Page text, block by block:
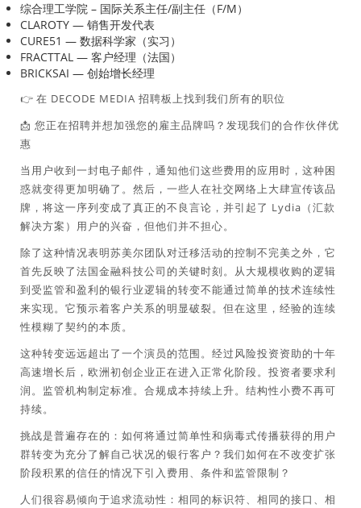
综合理工学院 – 国际关系主任/副主任（F/M）
CLAROTY — 销售开发代表
CURE51 — 数据科学家（实习）
FRACTTAL — 客户经理（法国）
BRICKSAI — 创始增长经理
👉 在 DECODE MEDIA 招聘板上找到我们所有的职位
📩 您正在招聘并想加强您的雇主品牌吗？发现我们的合作伙伴优
惠
当用户收到一封电子邮件，通知他们这些费用的应用时，这种困
惑就变得更加明确了。然后，一些人在社交网络上大肆宣传该品
牌，将这一序列变成了真正的不良言论，并引起了 Lydia（汇款
解决方案）用户的兴奋，但他们并不担心。
除了这种情况表明苏美尔团队对迁移活动的控制不完美之外，它
首先反映了法国金融科技公司的关键时刻。从大规模收购的逻辑
到受监管和盈利的银行业逻辑的转变不能通过简单的技术连续性
来实现。它预示着客户关系的明显破裂。但在这里，经验的连续
性模糊了契约的本质。
这种转变远远超出了一个演员的范围。经过风险投资资助的十年
高速增长后，欧洲初创企业正在进入正常化阶段。投资者要求利
润。监管机构制定标准。合规成本持续上升。结构性小费不再可
持续。
挑战是普遍存在的：如何将通过简单性和病毒式传播获得的用户
群转变为充分了解自己状况的银行客户？我们如何在不改变扩张
阶段积累的信任的情况下引入费用、条件和监管限制？
人们很容易倾向于追求流动性：相同的标识符、相同的接口、相